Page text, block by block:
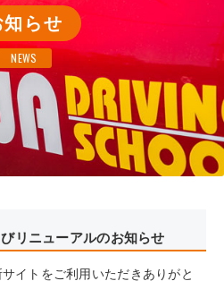
知らせ
NEWS
リニューアルのお知らせ
イトをご利用いただきありがと